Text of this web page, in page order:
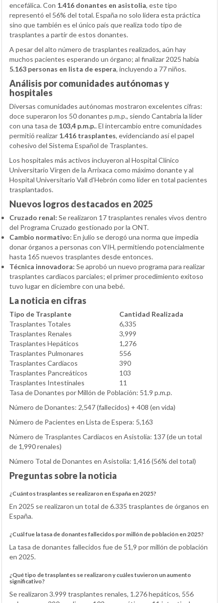
encefálica. Con 1.416 donantes en asistolia, este tipo
representó el 56% del total. España no solo lidera esta práctica
sino que también es el único país que realiza todo tipo de
trasplantes a partir de estos donantes.
A pesar del alto número de trasplantes realizados, aún hay
muchos pacientes esperando un órgano; al finalizar 2025 había
5.163 personas en lista de espera, incluyendo a 77 niños.
Análisis por comunidades autónomas y
hospitales
Diversas comunidades autónomas mostraron excelentes cifras:
doce superaron los 50 donantes p.m.p., siendo Cantabria la líder
con una tasa de 103,4 p.m.p.. El intercambio entre comunidades
permitió realizar 1.416 trasplantes, evidenciando así el papel
cohesivo del Sistema Español de Trasplantes.
Los hospitales más activos incluyeron al Hospital Clínico
Universitario Virgen de la Arrixaca como máximo donante y al
Hospital Universitario Vall d’Hebrón como líder en total pacientes
trasplantados.
Nuevos logros destacados en 2025
Cruzado renal: Se realizaron 17 trasplantes renales vivos dentro
del Programa Cruzado gestionado por la ONT.
Cambio normativo: En julio se derogó una norma que impedía
donar órganos a personas con VIH, permitiendo potencialmente
hasta 165 nuevos trasplantes desde entonces.
Técnica innovadora: Se aprobó un nuevo programa para realizar
trasplantes cardiacos parciales; el primer procedimiento exitoso
tuvo lugar en diciembre con una bebé.
La noticia en cifras
Tipo de Trasplante
Cantidad Realizada
Trasplantes Totales
6,335
Trasplantes Renales
3,999
Trasplantes Hepáticos
1,276
Trasplantes Pulmonares
556
Trasplantes Cardíacos
390
Trasplantes Pancreáticos
103
Trasplantes Intestinales
11
Tasa de Donantes por Millón de Población: 51.9 p.m.p.
Número de Donantes: 2,547 (fallecidos) + 408 (en vida)
Número de Pacientes en Lista de Espera: 5,163
Número de Trasplantes Cardiacos en Asistolia: 137 (de un total
de 1,990 renales)
Número Total de Donantes en Asistolia: 1,416 (56% del total)
Preguntas sobre la noticia
¿Cuántos trasplantes se realizaron en España en 2025?
En 2025 se realizaron un total de 6.335 trasplantes de órganos en
España.
¿Cuál fue la tasa de donantes fallecidos por millón de población en 2025?
La tasa de donantes fallecidos fue de 51,9 por millón de población
en 2025.
¿Qué tipo de trasplantes se realizaron y cuáles tuvieron un aumento
significativo?
Se realizaron 3.999 trasplantes renales, 1.276 hepáticos, 556